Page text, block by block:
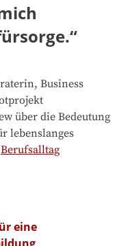
Business
über die Bedeutung
lebenslanges
Berufsalltag
eine